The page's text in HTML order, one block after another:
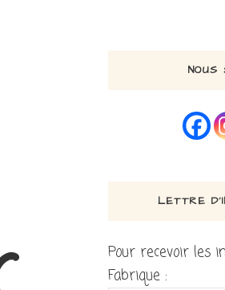
NOUS
LETTRE
Pour recevoir les
Fabrique :